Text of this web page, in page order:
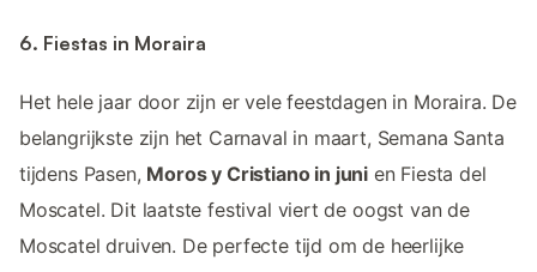
6. Fiestas in Moraira
Het hele jaar door zijn er vele feestdagen in Moraira. De
belangrijkste zijn het Carnaval in maart, Semana Santa
tijdens Pasen, Moros y Cristiano in junien Fiesta del
Moscatel. Dit laatste festival viert de oogst van de
Moscatel druiven. De perfecte tijd om de heerlijke